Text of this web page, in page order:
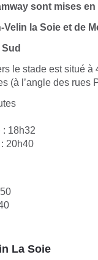
sont mises
la Soie et de
le stade est situé
(à l’angle des rues
: 18h32
20h40
La Soie